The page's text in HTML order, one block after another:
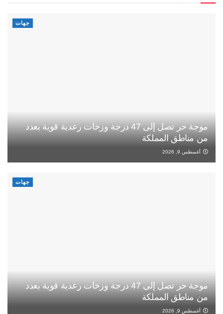
جهات
موجة حر تصل إلى 47 درجة وزخات رعدية قوية بعدد
من مناطق المملكة
أغسطس 9, 2026
جهات
موجة حر تصل إلى 47 درجة وزخات رعدية قوية بعدد
من مناطق المملكة
أغسطس 9, 2026